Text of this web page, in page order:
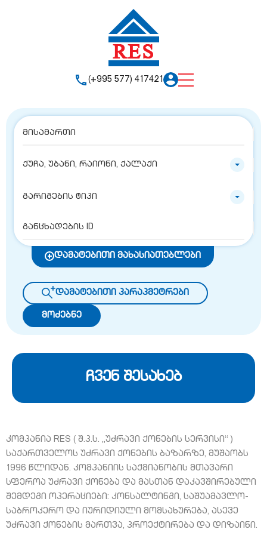
(+995 577) 417421
ქუჩა, უბანი, რაიონი, ქალაქი
გარიგების ტიპი
დამატებითი მახასიათებლები
დამატებითი პარაპმეტრები
მოძებნე
ჩვენ შესახებ
კომპანია RES ( შ.პ.ს. „უძრავი ქონების სერვისი“ )
საქართველოს უძრავი ქონების ბაზარზე, მუშაობს
1996 წლიდან. კომპანიის საქმიანობის მთავარი
სფეროა უძრავი ქონება და მასთან დაკავშირებული
შემდეგი ოპერაციები: კონსალტინგი, საშუამავლო-
საბროკერო და იურიდიული მომსახურება, ასევე
უძრავი ქონების მართვა, პროექტირება და დიზაინი.